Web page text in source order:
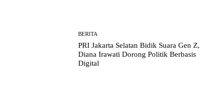
BERITA
PRI Jakarta Selatan Bidik Suara Gen Z,
Diana Irawati Dorong Politik Berbasis
Digital